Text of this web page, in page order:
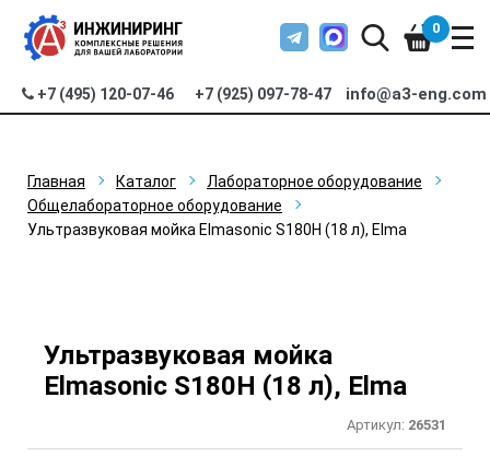
+7 (495) 120-07-46 +7 (925) 097-78-47 info@a3-eng.com
0
Главная Каталог
Лабораторное оборудование
Общелабораторное оборудование
Ультразвуковая мойка Elmasonic S180H (18 л), Elma
Ультразвуковая мойка
Elmasonic S180H (18 л), Elma
Артикул: 26531